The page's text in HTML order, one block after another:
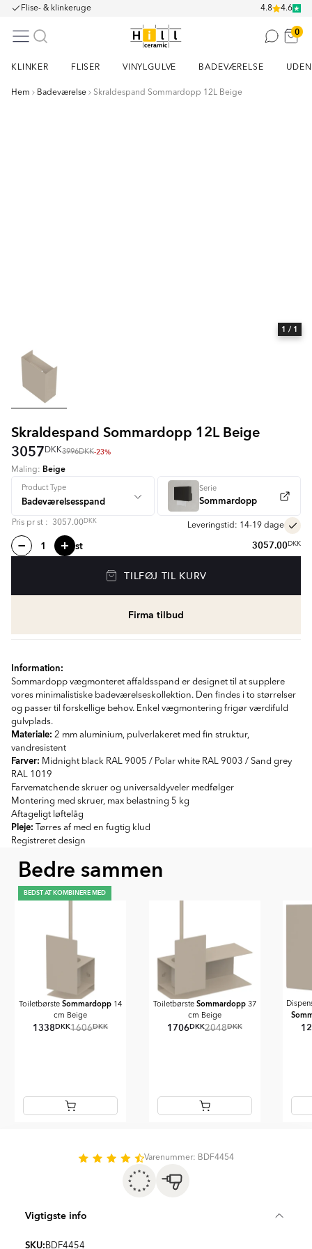
Flise- & klinkeruge 4.8 4.6
0
KLINKER FLISER VINYLGULVE BADEVÆRELSE
Hem Badeværelse Skraldespand Sommardopp 12L Beige
1 / 1
Skraldespand Sommardopp 12L Beige
3057 DKK3996DKK-23%
Maling: Beige
Product Type Serie
Sommardopp
Pris pr st : 3057.00DKK
Leveringstid: 14-19 dage
st 3057.00DKK
TILFØJ TIL KURV
Firma tilbud
Information:
Sommardopp vægmonteret affaldsspand er designet til at supplere
vores minimalistiske badeværelseskollektion. Den findes i to størrelser
og passer til forskellige behov. Enkel vægmontering frigør værdifuld
gulvplads.
Materiale: 2 mm aluminium, pulverlakeret med fin struktur,
vandresistent
Farver: Midnight black RAL 9005 / Polar white RAL 9003 / Sand grey
RAL 1019
Farvematchende skruer og universaldyveler medfølger
Montering med skruer, max belastning 5 kg
Aftageligt løftelåg
Pleje: Tørres af med en fugtig klud
Registreret design
Bedre sammen
BEDST AT KOMBINERE MED
ToiletbørsteSommardopp 14
cm Beige
1338DKK1606DKK
Toiletbørste Sommardopp37
cm Beige
1706DKK2048DKK
Varenummer: BDF4454
Vigtigste info
SKU: BDF4454